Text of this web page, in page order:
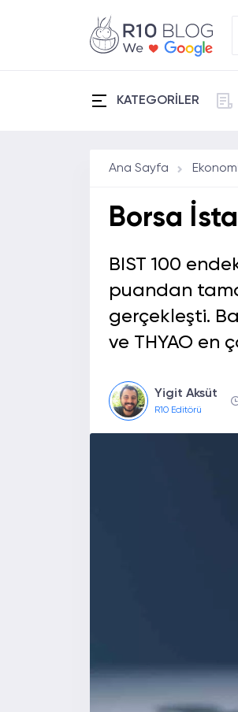
KATEGORİLER
Ana Sayfa
Borsa
BIST 100
puandan
gerçekleşti.
ve THYAO en
Yigit Aksüt
R10 Editörü